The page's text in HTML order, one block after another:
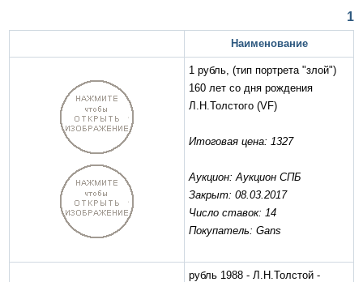
1
Наименование
1 рубль, (тип портрета "злой")
160 лет со дня рождения
Л.Н.Толстого (VF)
Итоговая цена: 1327
Аукцион: Аукцион СПБ
Закрыт: 08.03.2017
Число ставок: 14
Покупатель: Gans
рубль 1988 - Л.Н.Толстой -